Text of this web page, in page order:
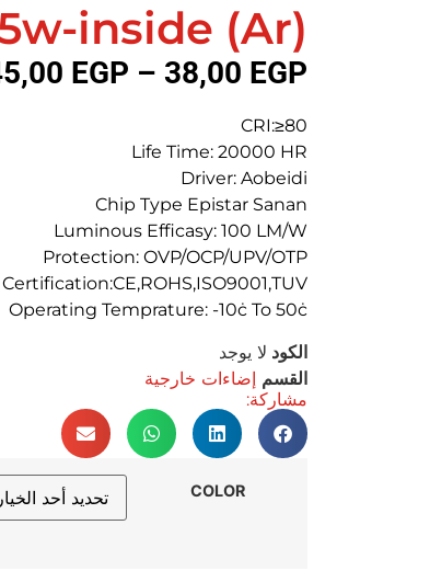
inside (Ar)
38,00 EGP
–
EGP
CRI:≥80
Life Time: 20000 HR
Driver: Aobeidi
Chip Type Epistar Sanan
Luminous Efficasy: 100 LM/W
Protection: OVP/OCP/UPV/OTP
Certification:CE,ROHS,ISO9001,TUV
Operating Temprature: -10ċ To 50ċ
الكود لا يوجد
القسم إضاءات خارجية
مشاركة:
COLOR